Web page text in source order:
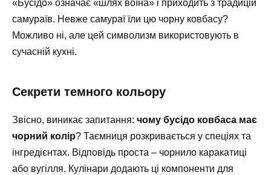
«Бусідо» означає «шлях воїна» і приходить з традицій
самураїв. Невже самураї їли цю чорну ковбасу?
Можливо ні, але цей символизм використовують в
сучасній кухні.
Секрети темного кольору
Звісно, виникає запитання: чому бусідо ковбаса має
чорний колір? Таємниця розкривається у спеціях та
інгредієнтах. Відповідь проста – чорнило каракатиці
або вугілля. Кулінари додають ці компоненти для